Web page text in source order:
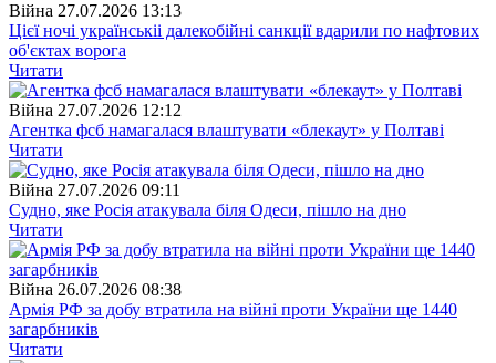
Війна 27.07.2026 13:13
Цієї ночі українськіі далекобійні санкції вдарили по нафтових
об'єктах ворога
Читати
Війна 27.07.2026 12:12
Агентка фсб намагалася влаштувати «блекаут» у Полтаві
Читати
Війна 27.07.2026 09:11
Судно, яке Росія атакувала біля Одеси, пішло на дно
Читати
Війна 26.07.2026 08:38
Армія РФ за добу втратила на війні проти України ще 1440
загарбників
Читати